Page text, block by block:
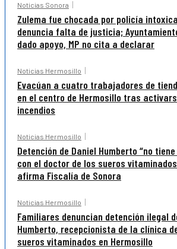
Noticias Sonora
Zulema fue chocada por policía
denuncia falta de justicia;
dado apoyo, MP no cita a declarar
Noticias Hermosillo
Evacúan a cuatro trabajadores de
en el centro de Hermosillo tras
incendios
Noticias Hermosillo
Detención de Daniel Humberto “no
con el doctor de los sueros
afirma Fiscalía de Sonora
Noticias Hermosillo
Familiares denuncian detención ilegal
Humberto, recepcionista de la clínica
sueros vitaminados en Hermosillo